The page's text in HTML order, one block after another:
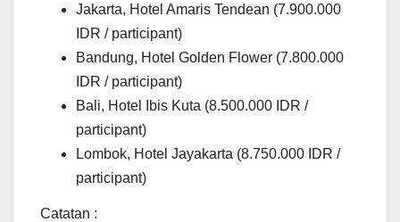
Jakarta, Hotel Amaris Tendean (7.900.000
IDR / participant)
Bandung, Hotel Golden Flower (7.800.000
IDR / participant)
Bali, Hotel Ibis Kuta (8.500.000 IDR /
participant)
Lombok, Hotel Jayakarta (8.750.000 IDR /
participant)
Catatan :